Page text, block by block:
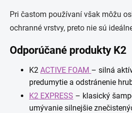
Pri častom používaní však môžu
ochranné vrstvy, preto nie sú
Odporúčané produkty K2
K2 ACTIVE FOAM – silná
predumytie a odstránenie
K2 EXPRESS – klasický
umývanie silnejšie